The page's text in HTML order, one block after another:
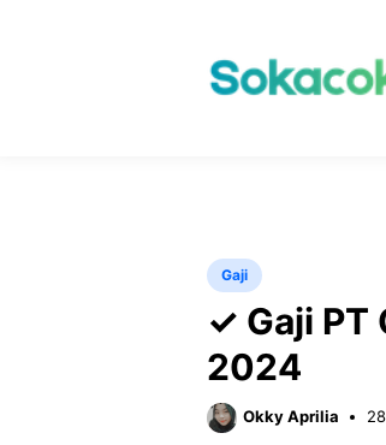
Gaji
✓ Gaji PT
2024
Okky Aprilia